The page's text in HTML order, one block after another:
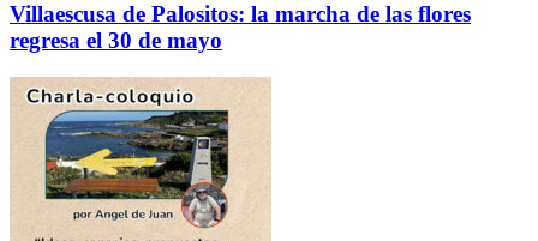
Villaescusa de Palositos: la marcha de las flores
regresa el 30 de mayo